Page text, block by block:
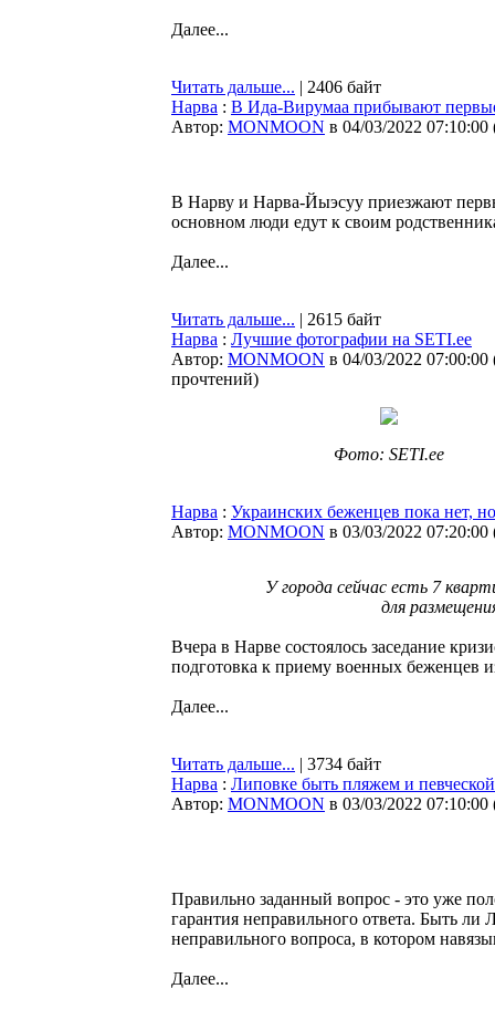
Далее...
Читать дальше... | 2406 байт
Нарва : В Ида-Вирумаа прибывают
Автор: MONMOON в 04/03/2022 07:10:00
В Нарву и Нарва-Йыэсуу приезжают
основном люди едут к своим
Далее...
Читать дальше... | 2615 байт
Нарва : Лучшие фотографии на SETI.ee
Автор: MONMOON в 04/03/2022 07:00:00
прочтений)
Фото: SETI.ee
Нарва : Украинских беженцев пока нет,
Автор: MONMOON в 03/03/2022 07:20:00
У города сейчас есть 7
для
Вчера в Нарве состоялось заседание
подготовка к приему военных беженцев
Далее...
Читать дальше... | 3734 байт
Нарва : Липовке быть пляжем и певческой
Автор: MONMOON в 03/03/2022 07:10:00
Правильно заданный вопрос - это уже
гарантия неправильного ответа. Быть
неправильного вопроса, в котором
Далее...